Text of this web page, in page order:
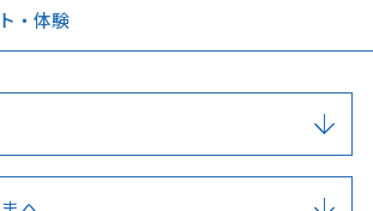
・体験